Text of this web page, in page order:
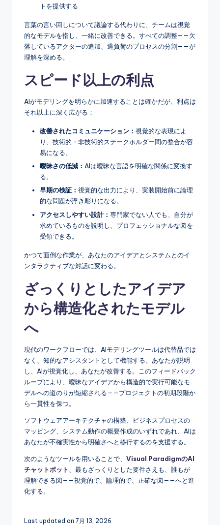
トを提供する
言葉の言い回しについて議論する代わりに、チームは視覚
的なモデルを指し、一緒に改善できる。すべての調整——欠
落しているアクターの追加、過負荷のプロセスの分割——が
理解を深める。
スピード以上の利点
AIがモデリングを明らかに加速することは確かだが、利点は
それ以上に深く広がる：
改善されたコミュニケーション： 視覚的な表現によ
り、技術的・非技術的ステークホルダー間の整合が容
易になる。
曖昧さの低減： AIは曖昧な言語を明確な関係に変換す
る。
早期の検証： 視覚的な出力により、実装開始前に論理
的な問題が浮き彫りになる。
アクセスしやすい設計： 専門家でない人でも、自分が
求めているものを説明し、プロフェッショナルな図を
受領できる。
かつて面倒な作業が、あなたのアイデアとシステムとのイ
ンタラクティブな対話に変わる。
ざっくりとしたアイデア
から構造化されたモデル
へ
現代のワークフローでは、AIモデリングツールは代替品では
なく、知的なアシスタントとして機能する。あなたが説明
し、AIが視覚化し、あなたが改善する。このフィードバック
ループにより、曖昧なアイデアから構造的で実行可能なモ
デルへの道のりが短縮される——プロジェクトの初期段階か
ら一貫性を保つ。
ソフトウェアアーキテクチャの構築、ビジネスプロセスの
マッピング、システム動作の概要作成のいずれであれ、AIは
あなたが不確実性から明確さへと移行するのを支援する。
次のようなツールを用いることで、 Visual ParadigmのAI
チャットボット
、最もざっくりとした要件さえも、誰もが
理解できる図——視覚的で、論理的で、正確な図——へと進
化する。
Last updated on 7月 13, 2026